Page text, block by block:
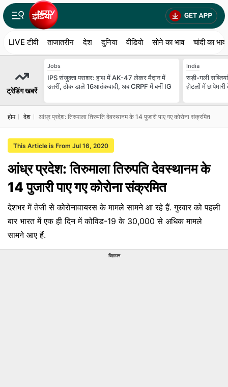
LIVE टीवी ताजातरीन देश दुनिया वीडियो सोने का भाव चांदी का भाव
ट्रेडिंग खबरें
Jobs
IPS संजुक्ता पराशर: हाथ में AK-47 लेकर मैदान में
उतरीं, ठोक डाले 16आतंकवादी, अब CRPF में बनीं IG
India
सड़ी-गली
होटलों में
होम देश आंध्र प्रदेश: तिरुमाला तिरुपति देवस्थानम के 14 पुजारी पाए गए कोरोना संक्रमित
This Article is From Jul 16, 2020
आंध्र प्रदेश: तिरुमाला तिरुपति देवस्थानम के
14 पुजारी पाए गए कोरोना संक्रमित
देशभर में तेजी से कोरोनावायरस के मामले सामने आ रहे हैं. गुरवार को पहली
बार भारत में एक ही दिन में कोविड-19 के 30,000 से अधिक मामले
सामने आए हैं.
विज्ञापन